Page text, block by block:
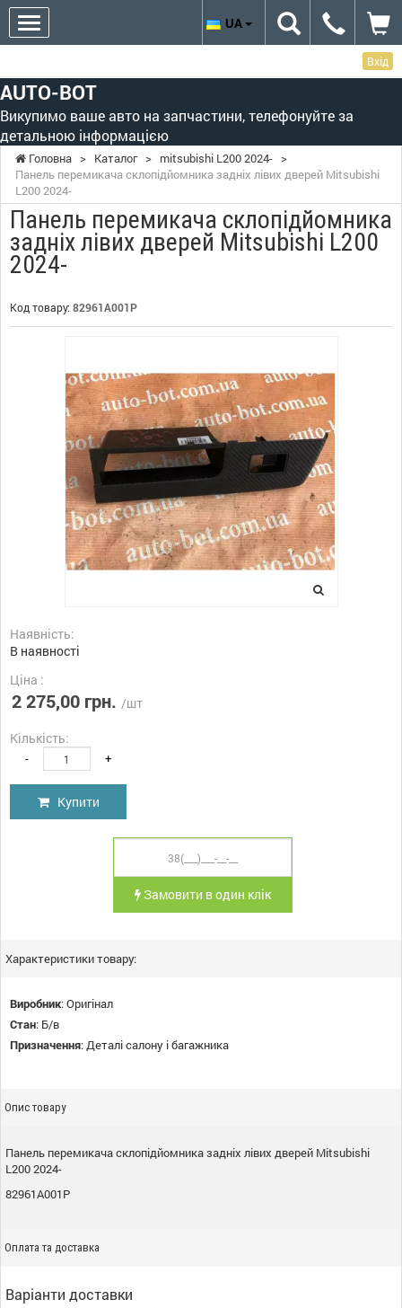
Вхід
AUTO-BOT
Викупимо ваше авто на запчастини, телефонуйте за
детальною інформацією
UA
Головна > Каталог > mitsubishi L200 2024- >
Панель перемикача склопідйомника задніх лівих дверей Mitsubishi
L200 2024-
Панель перемикача склопідйомника
задніх лівих дверей Mitsubishi L200
2024-
Код товару: 82961A001P
Наявність:
В наявності
Ціна :
2 275,00 грн. /шт
Кількість:
- +
Купити
Замовити в один клік
Характеристики товару:
Виробник:Оригінал
Стан: Б/в
Призначення:Деталі салону і багажника
Опис товару
Панель перемикача склопідйомника задніх лівих дверей Mitsubishi
L200 2024-
82961A001P
Оплата та доставка
Варіанти доставки